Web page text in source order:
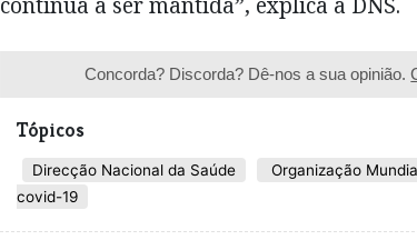
Concorda? Discorda? Dê-nos a sua opinião.
Tópicos
Direcção Nacional da Saúde Organização
covid-19